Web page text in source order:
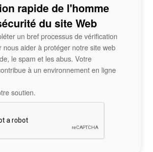
rapide de l'homme
du site Web
un bref processus de vérification
nous aider à protéger notre site web
le spam et les abus. Votre
à un environnement en ligne
soutien.